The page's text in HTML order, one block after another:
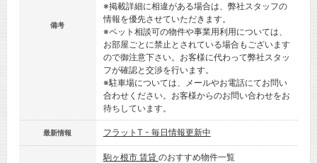
備考
※掲載詳細に相違がある場合は、弊社スタッフの
情報を優先させていただきます。
※ペット相談可の物件や事業用利用については、
お部屋ごとに禁止とされている場合もございます
ので御注意下さい。お客様に代わって弊社スタッ
フが確認と交渉を行います。
※駐車場については、メールやお電話にてお問い
合わせください。お客様からのお問い合わせをお
待ちしています。
最新情報 フラットT - 毎日情報更新中
駒ヶ根市 賃貸 のおすすめ物件一覧